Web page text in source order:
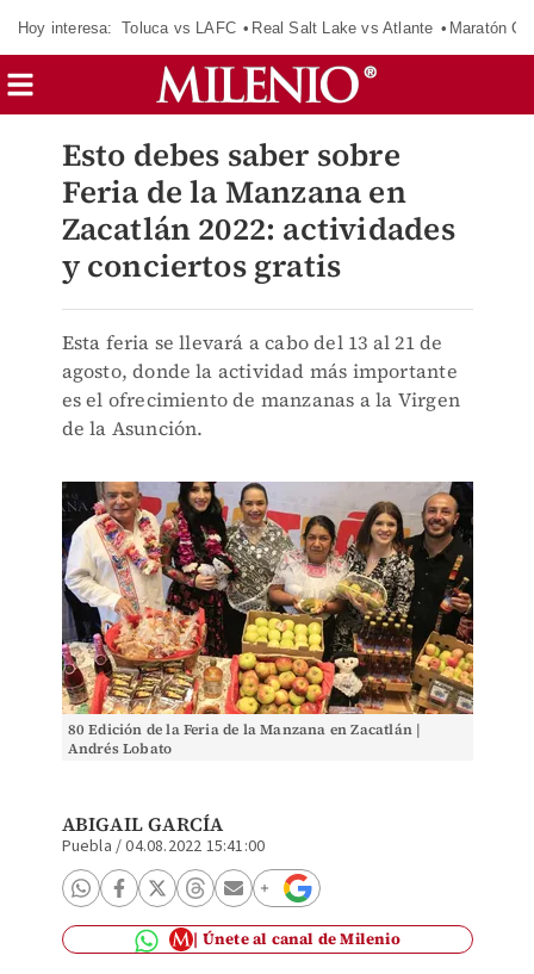
Hoy interesa: Toluca vs LAFC Real Salt Lake vs Atlante Maratón
Esto debes saber sobre
Feria de la Manzana en
Zacatlán 2022: actividades
y conciertos gratis
Esta feria se llevará a cabo del 13 al 21 de
agosto, donde la actividad más importante
es el ofrecimiento de manzanas a la Virgen
de la Asunción.
80 Edición de la Feria de la Manzana en Zacatlán |
Andrés Lobato
ABIGAIL GARCÍA
Puebla /04.08.2022 15:41:00
Únete al canal de Milenio